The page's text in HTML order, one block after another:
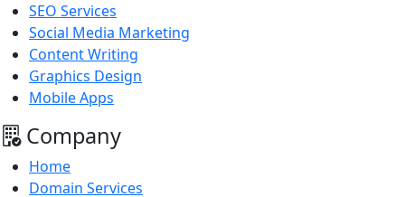
SEO Services
Social Media Marketing
Content Writing
Graphics Design
Mobile Apps
Company
Home
Domain Services